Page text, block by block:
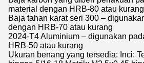
material dengan HRB-80 atau kurang
Baja tahan karat seri 300 –
dengan HRB-70 atau kurang
2024-T4 Aluminium – digunakan
HRB-50 atau kurang
Ukuran benang yang tersedia: Inci: